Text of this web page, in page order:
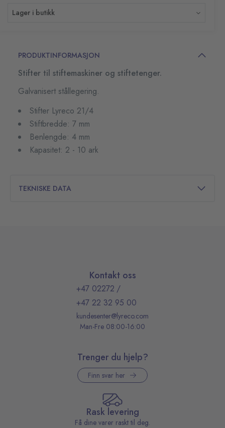
Lager i butikk
PRODUKTINFORMASJON
Stifter til stiftemaskiner og stiftetenger.
Galvanisert stållegering.
Stifter Lyreco 21/4
Stiftbredde: 7 mm
Benlengde: 4 mm
Kapasitet: 2 - 10 ark
TEKNISKE DATA
Kontakt oss
+47 02272 /
+47 22 32 95 00
kundesenter@lyreco.com
Man-Fre 08:00-16:00
Trenger du hjelp?
Finn svar her
Rask levering
Få dine varer raskt til deg.